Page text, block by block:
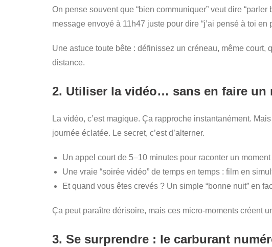
On pense souvent que “bien communiquer” veut dire
message envoyé à 11h47 juste pour dire “j’ai pensé à toi
Une astuce toute bête : définissez un créneau, même
distance.
2. Utiliser la vidéo… sans en faire un
La vidéo, c’est magique. Ça rapproche instantanément.
journée éclatée. Le secret, c’est d’alterner.
Un appel court de 5–10 minutes pour raconter un
Une vraie “soirée vidéo” de temps en temps : film en
Et quand vous êtes crevés ? Un simple “bonne nuit” en
Ça peut paraître dérisoire, mais ces micro-moments créent
3. Se surprendre : le carburant